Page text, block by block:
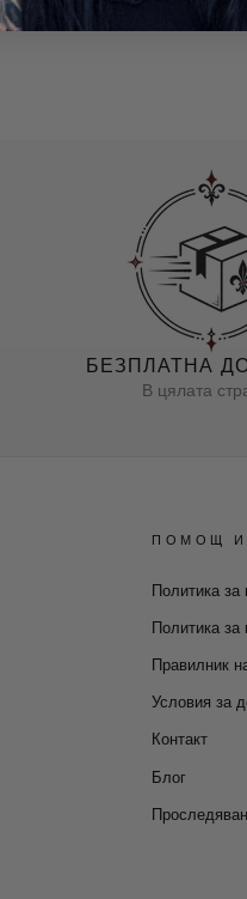
БЕЗПЛАТНА
В цялата
ПОМОЩ И
Политика за
Политика
Правилник
Условия за
Контакт
Блог